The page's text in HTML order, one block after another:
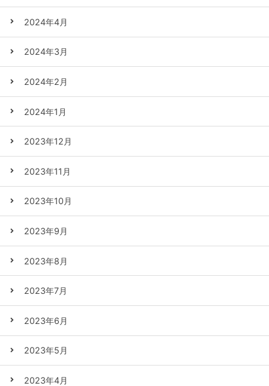
2024年4月
2024年3月
2024年2月
2024年1月
2023年12月
2023年11月
2023年10月
2023年9月
2023年8月
2023年7月
2023年6月
2023年5月
2023年4月